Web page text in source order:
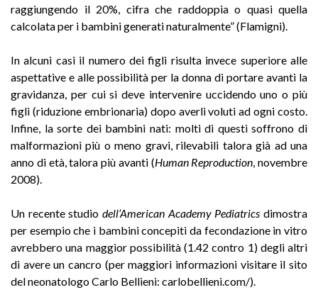
raggiungendo il 20%, cifra che raddoppia o quasi quella
calcolata per i bambini generati naturalmente” (Flamigni).
In alcuni casi il numero dei figli risulta invece superiore alle
aspettative e alle possibilità per la donna di portare avanti la
gravidanza, per cui si deve intervenire uccidendo uno o più
figli (riduzione embrionaria) dopo averli voluti ad ogni costo.
Infine, la sorte dei bambini nati: molti di questi soffrono di
malformazioni più o meno gravi, rilevabili talora già ad una
anno di età, talora più avanti (Human Reproduction , novembre
2008).
Un recente studio dell’American Academy Pediatrics dimostra
per esempio che i bambini concepiti da fecondazione in vitro
avrebbero una maggior possibilità (1.42 contro 1) degli altri
di avere un cancro (per maggiori informazioni visitare il sito
del neonatologo Carlo Bellieni: carlobellieni.com/).